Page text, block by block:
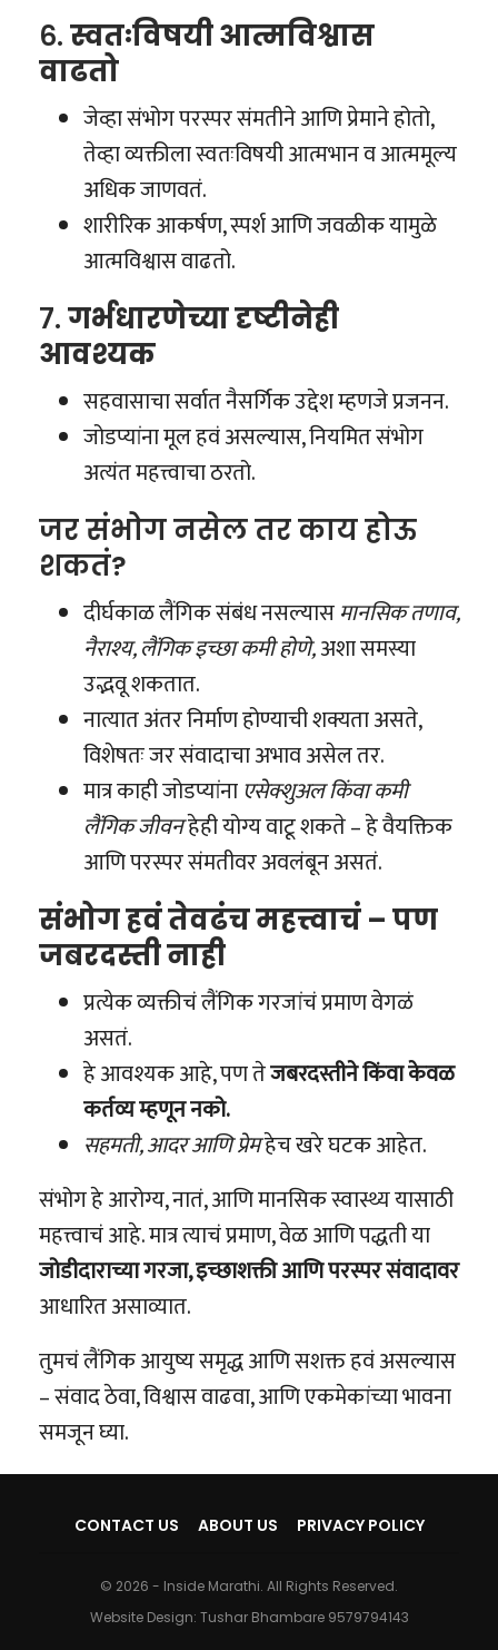
६. स्वतःविषयी आत्मविश्वास
वाढतो
जेव्हा संभोग परस्पर संमतीने आणि प्रेमाने होतो,
तेव्हा व्यक्तीला स्वतःविषयी आत्मभान व आत्ममूल्य
अधिक जाणवतं.
शारीरिक आकर्षण, स्पर्श आणि जवळीक यामुळे
आत्मविश्वास वाढतो.
७. गर्भधारणेच्या दृष्टीनेही
आवश्यक
सहवासाचा सर्वात नैसर्गिक उद्देश म्हणजे प्रजनन.
जोडप्यांना मूल हवं असल्यास, नियमित संभोग
अत्यंत महत्त्वाचा ठरतो.
जर संभोग नसेल तर काय होऊ
शकतं?
दीर्घकाळ लैंगिक संबंध नसल्यासमानसिक तणाव,
नैराश्य, लैंगिक इच्छा कमी होणे,अशा समस्या
उद्भवू शकतात.
नात्यात अंतर निर्माण होण्याची शक्यता असते,
विशेषतः जर संवादाचा अभाव असेल तर.
मात्र काही जोडप्यांनाएसेक्शुअल किंवा कमी
लैंगिक जीवनहेही योग्य वाटू शकते – हे वैयक्तिक
आणि परस्पर संमतीवर अवलंबून असतं.
संभोग हवं तेवढंच महत्त्वाचं – पण
जबरदस्ती नाही
प्रत्येक व्यक्तीचं लैंगिक गरजांचं प्रमाण वेगळं
असतं.
हे आवश्यक आहे, पण तेजबरदस्तीने किंवा केवळ
कर्तव्य म्हणून नको.
सहमती, आदर आणि प्रेमहेच खरे घटक आहेत.
संभोग हे आरोग्य, नातं, आणि मानसिक स्वास्थ्य यासाठी
महत्त्वाचं आहे. मात्र त्याचं प्रमाण, वेळ आणि पद्धती या
जोडीदाराच्या गरजा, इच्छाशक्ती आणि परस्पर संवादावर
आधारित असाव्यात.
तुमचं लैंगिक आयुष्य समृद्ध आणि सशक्त हवं असल्यास
– संवाद ठेवा, विश्वास वाढवा, आणि एकमेकांच्या भावना
समजून घ्या.
CONTACT US ABOUT US PRIVACY POLICY
© 2026 - Inside Marathi. All Rights Reserved.
Website Design: Tushar Bhambare 9579794143